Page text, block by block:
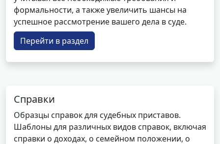
формальности, а также увеличить шансы на
успешное рассмотрение вашего дела в суде.
Перейти в раздел
Справки
Образцы справок для судебных приставов.
Шаблоны для различных видов справок, включая
справки о доходах, о семейном положении, о